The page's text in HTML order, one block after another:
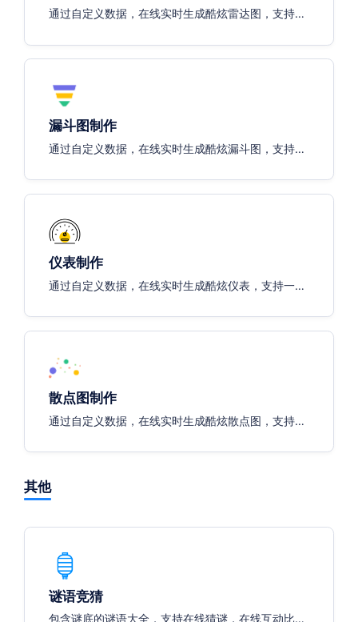
通过自定义数据，在线实时生成酷炫雷达图，支持一
漏斗图制作
通过自定义数据，在线实时生成酷炫漏斗图，支持一
仪表制作
通过自定义数据，在线实时生成酷炫仪表，支持一键
散点图制作
通过自定义数据，在线实时生成酷炫散点图，支持一
其他
谜语竞猜
包含谜底的谜语大全，支持在线猜谜，在线互动比